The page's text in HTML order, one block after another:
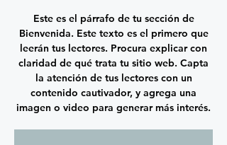
Este es el párrafo de tu sección de
Bienvenida. Este texto es el primero que
leerán tus lectores. Procura explicar con
claridad de qué trata tu sitio web. Capta
la atención de tus lectores con un
contenido cautivador, y agrega una
imagen o video para generar más interés.